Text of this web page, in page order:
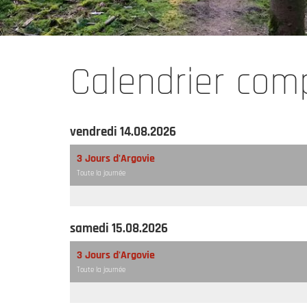
Calendrier
vendredi 14.08.2026
3 Jours d'Argovie
Toute la journée
samedi 15.08.2026
3 Jours d'Argovie
Toute la journée